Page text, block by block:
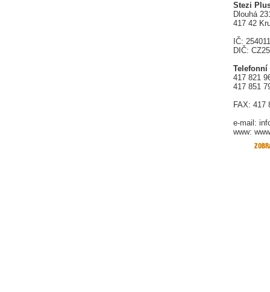
Stezi
Dlouhá
417 42
IČ:
DIČ:
417 821
417 851
FAX: 417
e-mail:
www: